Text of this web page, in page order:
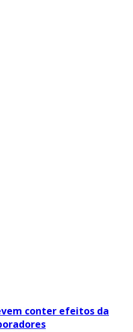
conter efeitos da